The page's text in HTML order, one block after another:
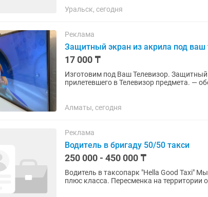
Уральск, сегодня
Реклама
Защитный экран из акрила под ваш
17 000 ₸
Изготовим под Ваш Телевизор. Защитный
прилетевшего в Телевизор предмета. — обеспечивают безопасность Телевизоров и мониторов;
Алматы, сегодня
Реклама
Водитель в бригаду 50/50 такси
250 000 - 450 000 ₸
Водитель в таксопарк "Hella Good Taxi" Мы предлагаем: Работу на новых автомобилях комфорт
плюс класса. Пересменка на территории офиса: в 10:00 и 22:00. Гибкий график: дневные смены